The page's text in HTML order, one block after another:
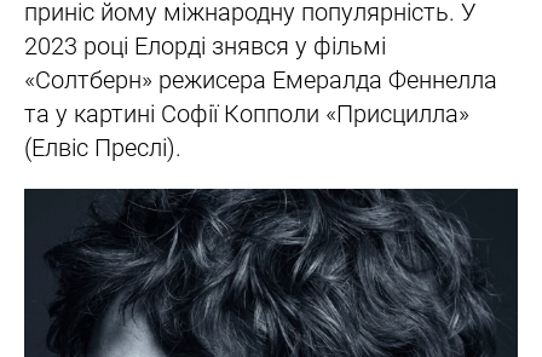
приніс йому міжнародну популярність. У
2023 році Елорді знявся у фільмі
«Солтберн» режисера Емералда Феннелла
та у картині Софії Копполи «Присцилла»
(Елвіс Преслі).